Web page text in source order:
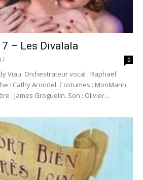
– Les Divalala
0
Viau. Orchestrateur vocal : Raphaël
: Cathy Arondel. Costumes : MonMarin.
: James Groguelin. Son : Olivier...